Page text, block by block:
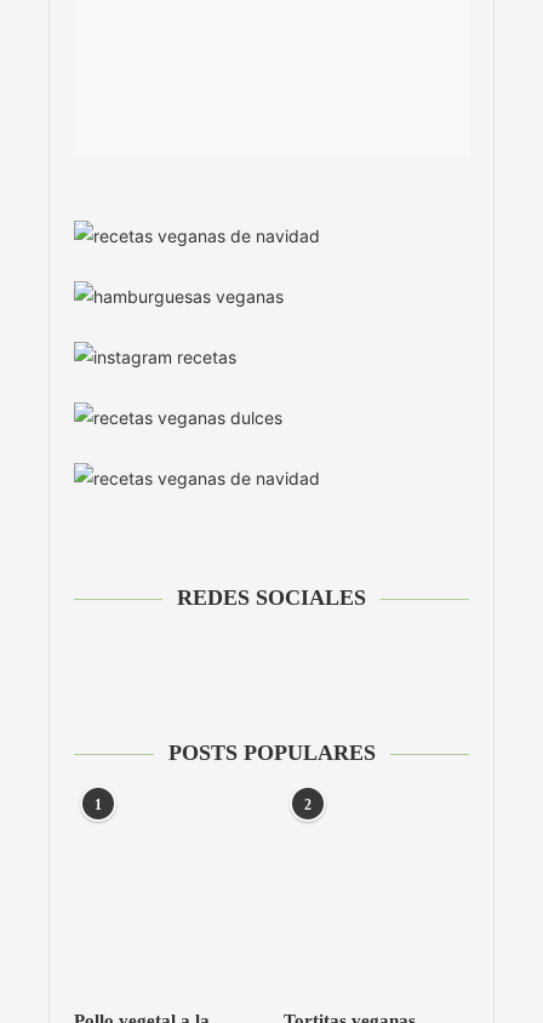
REDES SOCIALES
POSTS POPULARES
1 2